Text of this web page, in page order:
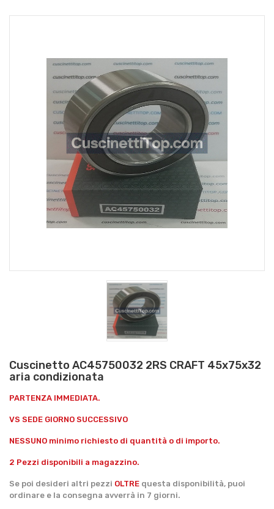
Cuscinetto AC45750032 2RS CRAFT 45x75x32
aria condizionata
PARTENZA IMMEDIATA.
VS SEDE GIORNO SUCCESSIVO
NESSUNO minimo richiesto di quantità o di importo.
2 Pezzi disponibili a magazzino.
Se poi desideri altri pezzi OLTRE questa disponibilità, puoi
ordinare e la consegna avverrà in 7 giorni.